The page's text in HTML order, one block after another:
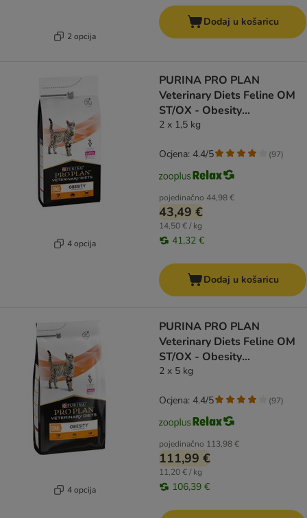
2 opcija
Dodaj u košaricu
4 opcija
PURINA PRO PLAN
Veterinary Diets Feline OM
ST/OX - Obesity
Management
2 x 1,5 kg
pojedinačno 44,98 €
43,49 €
14,50 € / kg
41,32 €
Ocjena: 4.4/5 (97)
Dodaj u košaricu
4 opcija
PURINA PRO PLAN
Veterinary Diets Feline OM
ST/OX - Obesity
Management
2 x 5 kg
pojedinačno 113,98 €
111,99 €
11,20 € / kg
106,39 €
Ocjena: 4.4/5 (97)